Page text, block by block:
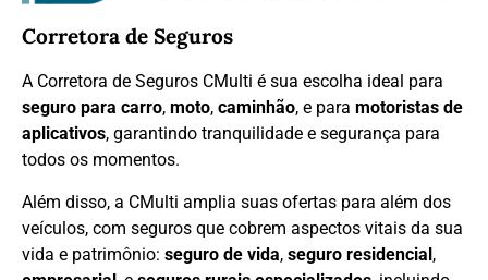
Corretora de Seguros
A Corretora de Seguros CMulti é sua escolha ideal para
seguro para carro, moto, caminhão, e para motoristas de
aplicativos, garantindo tranquilidade e segurança para
todos os momentos.
Além disso, a CMulti amplia suas ofertas para além dos
veículos, com seguros que cobrem aspectos vitais da sua
vida e patrimônio: seguro de vida, seguro residencial,